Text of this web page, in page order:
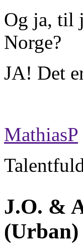
Og ja, til
Norge?
JA! Det
MathiasP
J.O. &
(Urban)